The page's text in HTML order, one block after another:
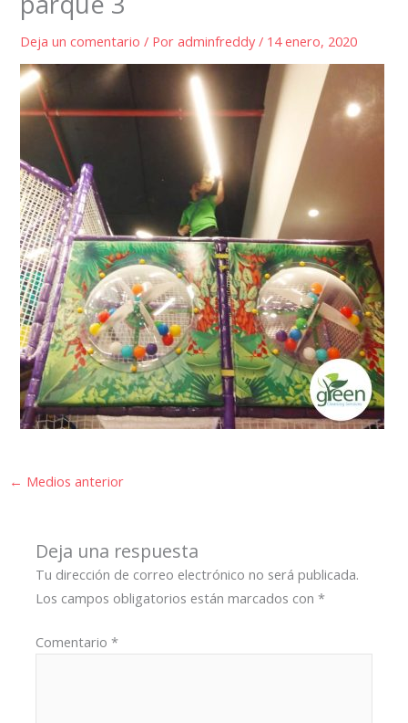
Deja un comentario / Poradminfreddy/ 14 enero, 2020
← Medios anterior
Deja una respuesta
Tu dirección de correo electrónico no será publicada.
Los campos obligatorios están marcados con*
Comentario*